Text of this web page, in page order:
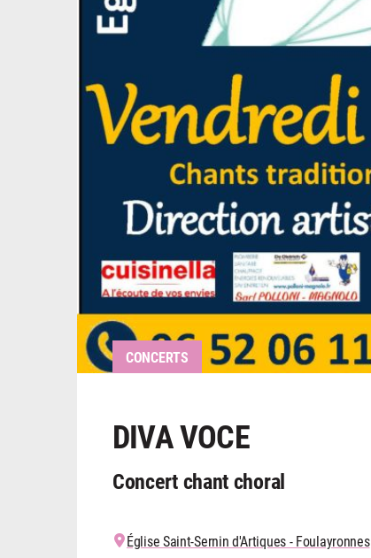
CONCERTS
DIVA VOCE
Concert chant choral
Église Saint-Sernin d'Artiques - Foulayronnes